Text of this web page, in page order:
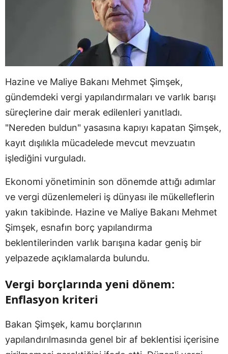
Hazine ve Maliye Bakanı Mehmet Şimşek,
gündemdeki vergi yapılandırmaları ve varlık barışı
süreçlerine dair merak edilenleri yanıtladı.
"Nereden buldun" yasasına kapıyı kapatan Şimşek,
kayıt dışılıkla mücadelede mevcut mevzuatın
işlediğini vurguladı.
Ekonomi yönetiminin son dönemde attığı adımlar
ve vergi düzenlemeleri iş dünyası ile mükelleflerin
yakın takibinde. Hazine ve Maliye Bakanı Mehmet
Şimşek, esnafın borç yapılandırma
beklentilerinden varlık barışına kadar geniş bir
yelpazede açıklamalarda bulundu.
Vergi borçlarında yeni dönem:
Enflasyon kriteri
Bakan Şimşek, kamu borçlarının
yapılandırılmasında genel bir af beklentisi içerisine